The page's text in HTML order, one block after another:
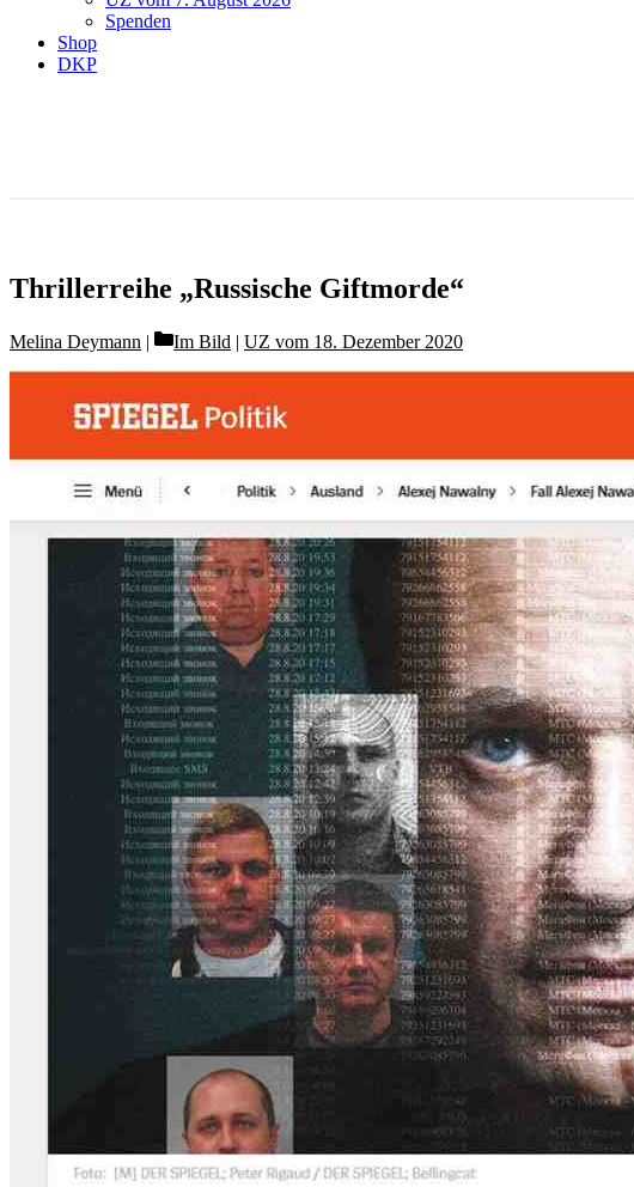
Spenden
Shop
DKP
Thrillerreihe „Russische Giftmorde“
Melina Deymann Categories
Im Bild | UZ vom 18. Dezember 2020